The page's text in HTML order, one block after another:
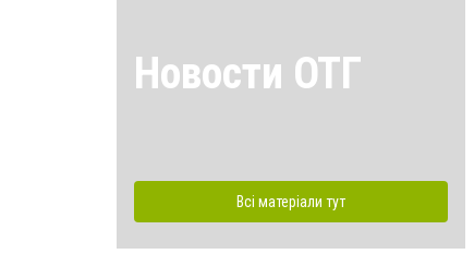
Новости ОТГ
Всі матеріали тут